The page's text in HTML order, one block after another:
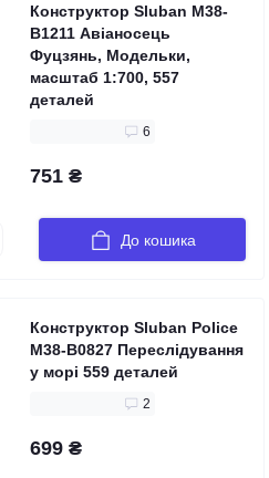
Конструктор Sluban M38-
B1211 Авіаносець
Фуцзянь, Модельки,
масштаб 1:700, 557
деталей
6
751 ₴
До кошика
Конструктор Sluban Police
M38-B0827 Переслідування
у морі 559 деталей
2
699 ₴